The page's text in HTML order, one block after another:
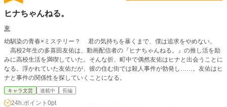
ヒナちゃんねる。
東
幼馴染の青春×ミステリー？ 君の気持ちを暴くまで、僕は追求をやめない。
高校2年生の多喜田友佑は、動画配信者の『ヒナちゃんねる。』の推し活を励
みに高校生活を満喫していた。そんな折、町中で偶然友佑はヒナと出会うことに
なる。浮かれていた友佑だが、彼の住む街では殺人事件が勃発し……。友佑はヒ
ナと事件の関係性を探していくことになる。
キャラ文芸 連載中 長編
24h.ポイント 0pt